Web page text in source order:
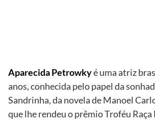
Aparecida Petrowkyé uma atriz
anos, conhecida pelo papel da
Sandrinha, da novela de Manoel
que lhe rendeu o prêmio Troféu Raça